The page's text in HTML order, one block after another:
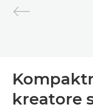
kreatore